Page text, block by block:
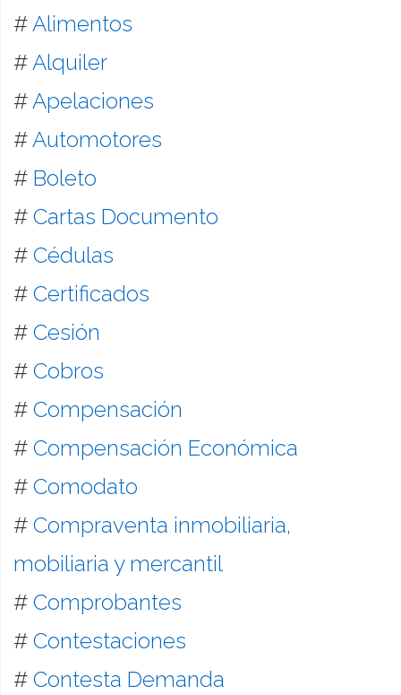
#Alimentos
#Alquiler
#Apelaciones
#Automotores
# Boleto
# Cartas Documento
# Cédulas
# Certificados
# Cesión
# Cobros
# Compensación
# Compensación Económica
# Comodato
# Compraventa inmobiliaria,
mobiliaria y mercantil
# Comprobantes
# Contestaciones
# Contesta Demanda